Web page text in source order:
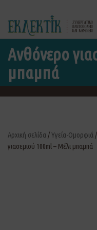
Ανθόνερο
μπαμπά
Αρχική σελίδα /Υγεία-Ομορφιά /
γιασεμιού 100ml – Μέλι μπαμπά